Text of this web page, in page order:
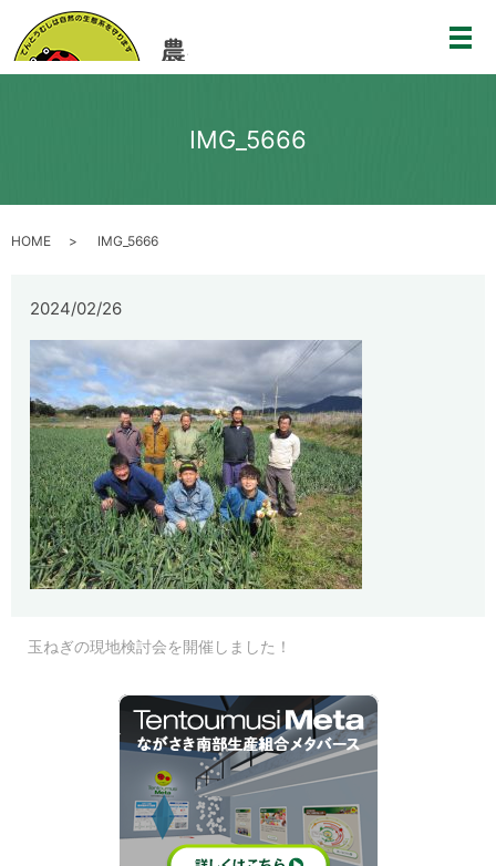
メ
IMG_5666
HOME IMG_5666
2024/02/26
玉ねぎの現地検討会を開催しました！